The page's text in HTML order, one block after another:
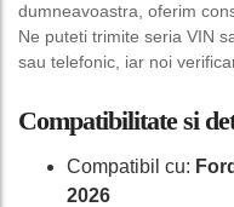
dumneavoastra, oferim
Ne puteti trimite seria VIN
sau telefonic, iar noi
Compatibilitate si
Compatibil cu:
2026